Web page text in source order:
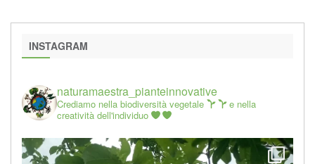
INSTAGRAM
naturamaestra_pianteinnovative
Crediamo nella biodiversità vegetale
e nella
creatività dell'individuo